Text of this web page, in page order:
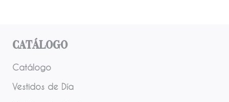
Catálogo
Catálogo
Vestidos de Día